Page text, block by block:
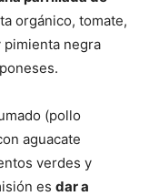
orgánico, tomate,
pimienta negra
(pollo
aguacate
verdes y
es dar a